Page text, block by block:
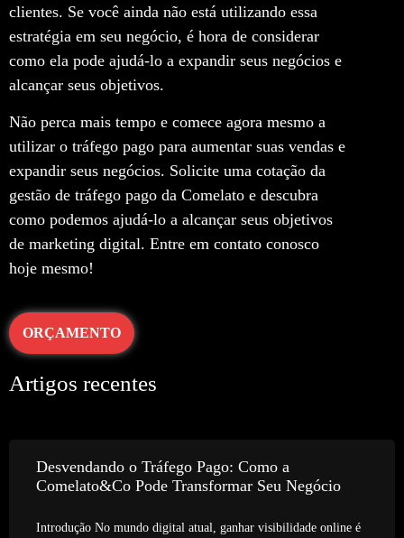
clientes. Se você ainda não está utilizando essa
estratégia em seu negócio, é hora de considerar
como ela pode ajudá-lo a expandir seus negócios e
alcançar seus objetivos.
Não perca mais tempo e comece agora mesmo a
utilizar o tráfego pago para aumentar suas vendas e
expandir seus negócios. Solicite uma cotação da
gestão de tráfego pago da Comelato e descubra
como podemos ajudá-lo a alcançar seus objetivos
de marketing digital. Entre em contato conosco
hoje mesmo!
ORÇAMENTO
Artigos recentes
Desvendando o Tráfego Pago: Como a
Comelato&Co Pode Transformar Seu Negócio
Introdução No mundo digital atual, ganhar visibilidade online é